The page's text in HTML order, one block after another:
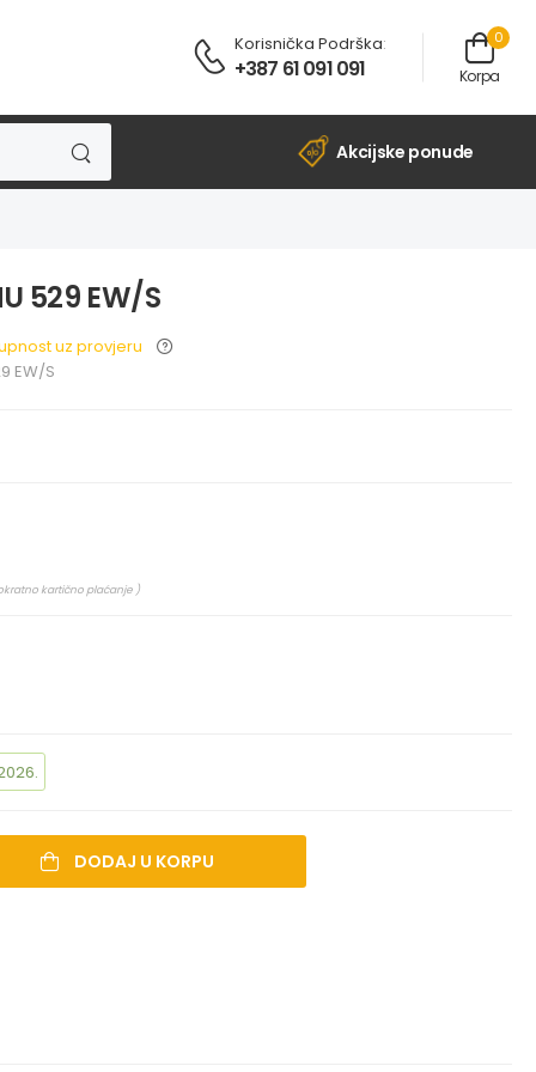
Korisnička Podrška:
+387 61 091 091
0
Korpa
Akcijske ponude
529 EW/S
uz provjeru
EW/S
kartično plaćanje )
DODAJ U KORPU